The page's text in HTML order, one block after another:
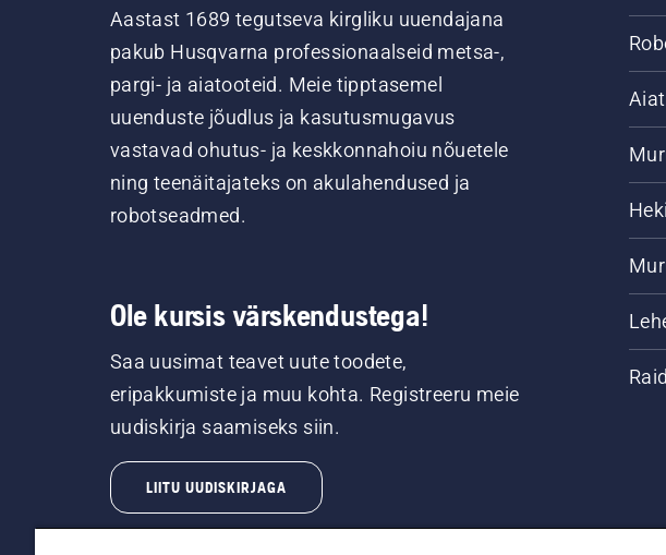
Aastast 1689 tegutseva kirgliku uuendajana
pakub Husqvarna professionaalseid metsa-,
pargi- ja aiatooteid. Meie tipptasemel
uuenduste jõudlus ja kasutusmugavus
vastavad ohutus- ja keskkonnahoiu nõuetele
ning teenäitajateks on akulahendused ja
robotseadmed.
Ole kursis värskendustega!
Saa uusimat teavet uute toodete,
eripakkumiste ja muu kohta. Registreeru meie
uudiskirja saamiseks siin.
LIITU UUDISKIRJAGA